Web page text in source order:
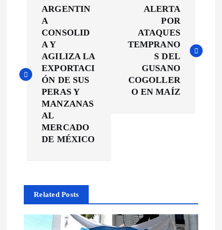
e
n
ARGENTIN
A
CONSOLID
A Y
AGILIZA LA
EXPORTACI
ÓN DE SUS
PERAS Y
MANZANAS
AL
MERCADO
DE MÉXICO
ALERTA
POR
ATAQUES
TEMPRANO
S DEL
GUSANO
COGOLLER
O EN MAÍZ
Related Posts